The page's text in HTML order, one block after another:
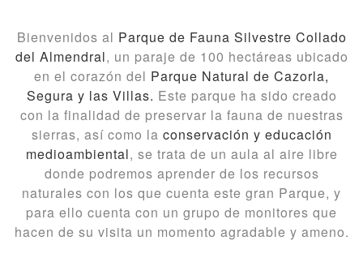
Bienvenidos al Parque de Fauna Silvestre Collado
del Almendral, un paraje de 100 hectáreas ubicado
en el corazón del Parque Natural de Cazorla,
Segura y las Villas. Este parque ha sido creado
con la finalidad de preservar la fauna de nuestras
sierras, así como la conservación y educación
medioambiental, se trata de un aula al aire libre
donde podremos aprender de los recursos
naturales con los que cuenta este gran Parque, y
para ello cuenta con un grupo de monitores que
hacen de su visita un momento agradable y ameno.